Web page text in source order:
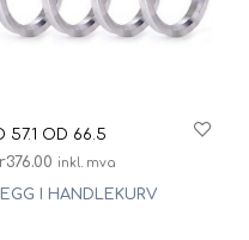
57.1 OD 66.5
376.00 inkl. mva
I HANDLEKURV